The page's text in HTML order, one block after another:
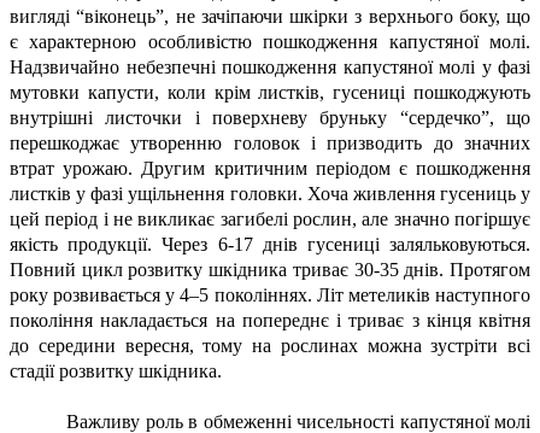
вигляді “віконець”, не зачіпаючи шкірки з верхнього боку, що
є характерною особливістю пошкодження капустяної молі.
Надзвичайно небезпечні пошкодження капустяної молі у фазі
мутовки капусти, коли крім листків, гусениці пошкоджують
внутрішні листочки і поверхневу бруньку “сердечко”, що
перешкоджає утворенню головок і призводить до значних
втрат урожаю. Другим критичним періодом є пошкодження
листків у фазі ущільнення головки. Хоча живлення гусениць у
цей період і не викликає загибелі рослин, але значно погіршує
якість продукції. Через 6-17 днів гусениці заляльковуються.
Повний цикл розвитку шкідника триває 30-35 днів. Протягом
року розвивається у 4–5 поколіннях. Літ метеликів наступного
покоління накладається на попереднє і триває з кінця квітня
до середини вересня, тому на рослинах можна зустріти всі
стадії розвитку шкідника.
Важливу роль в обмеженні чисельності капустяної молі